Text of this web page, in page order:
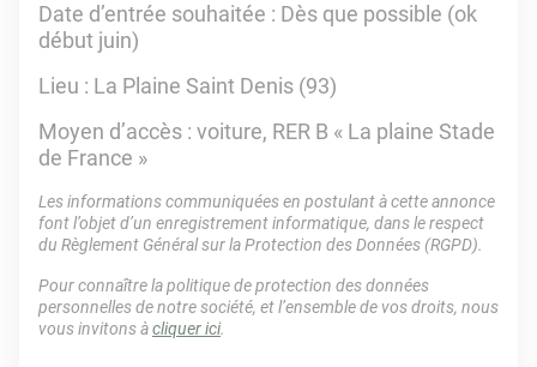
Date d’entrée souhaitée : Dès que possible (ok
début juin)
Lieu : La Plaine Saint Denis (93)
Moyen d’accès : voiture, RER B « La plaine Stade
de France »
Les informations communiquées en postulant à cette annonce
font l’objet d’un enregistrement informatique, dans le respect
du Règlement Général sur la Protection des Données (RGPD).
Pour connaître la politique de protection des données
personnelles de notre société, et l’ensemble de vos droits, nous
vous invitons àcliquer ici.